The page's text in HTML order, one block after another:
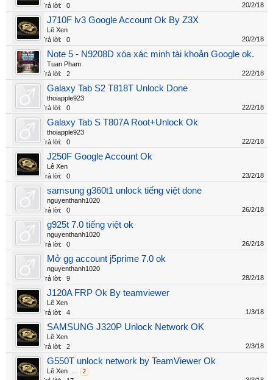
Trả lời:
0 20/2/18
J710F lv3 Google Account Ok By Z3X
Lê Xen
Trả lời:
0 20/2/18
Note 5 - N9208D xóa xác minh tài khoản Google ok.
Tuan Pham
Trả lời:
2 22/2/18
Galaxy Tab S2 T818T Unlock Done
thoiapple923
Trả lời:
0 22/2/18
Galaxy Tab S T807A Root+Unlock Ok
thoiapple923
Trả lời:
0 22/2/18
J250F Google Account Ok
Lê Xen
Trả lời:
0 23/2/18
samsung g360t1 unlock tiếng việt done
nguyenthanh1020
Trả lời:
0 26/2/18
g925t 7.0 tiếng việt ok
nguyenthanh1020
Trả lời:
0 26/2/18
Mở gg account j5prime 7.0 ok
nguyenthanh1020
Trả lời:
9 28/2/18
J120A FRP Ok By teamviewer
Lê Xen
Trả lời:
4 1/3/18
SAMSUNG J320P Unlock Network OK
Lê Xen
Trả lời:
2 2/3/18
G550T unlock network by TeamViewer Ok
Lê Xen ... 2